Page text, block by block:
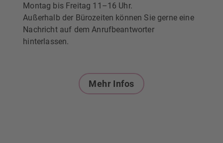
Montag bis Freitag 11–16 Uhr.
Außerhalb der Bürozeiten können Sie gerne eine
Nachricht auf dem Anrufbeantworter
hinterlassen.
Mehr Infos